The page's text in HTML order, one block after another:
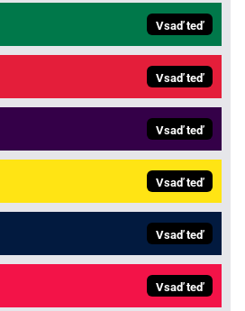
Vsaď teď
Vsaď teď
Vsaď teď
Vsaď teď
Vsaď teď
Vsaď teď